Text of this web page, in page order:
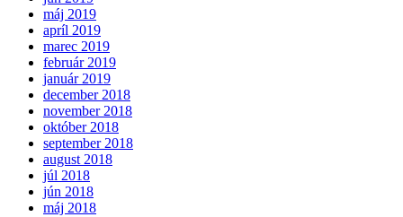
máj 2019
apríl 2019
marec 2019
február 2019
január 2019
december 2018
november 2018
október 2018
september 2018
august 2018
júl 2018
jún 2018
máj 2018